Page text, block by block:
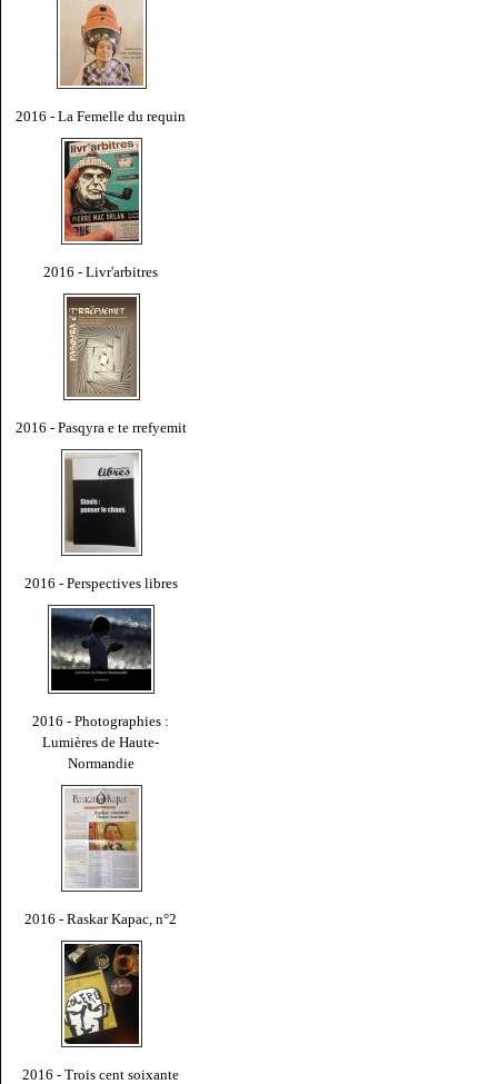
2016 - La Femelle du requin
2016 - Livr'arbitres
2016 - Pasqyra e te rrefyemit
2016 - Perspectives libres
2016 - Photographies :
Lumières de Haute-
Normandie
2016 - Raskar Kapac, n°2
2016 - Trois cent soixante